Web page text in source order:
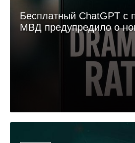
Бесплатный ChatGPT с
МВД предупредило о